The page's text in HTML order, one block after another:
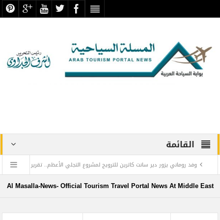
القائمة
وفد روماني يزور دير سانت كاترين للترويج لمشروع التجلي الأعظم.. تقرير
أثري
Al Masalla-News- Official Tourism Travel Portal News At Middle East